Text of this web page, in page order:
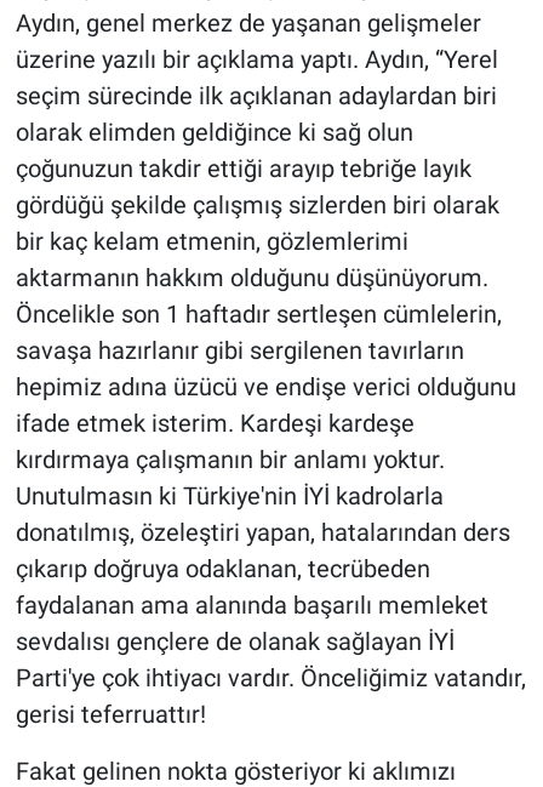
Aydın, genel merkez de yaşanan gelişmeler
üzerine yazılı bir açıklama yaptı. Aydın, “Yerel
seçim sürecinde ilk açıklanan adaylardan biri
olarak elimden geldiğince ki sağ olun
çoğunuzun takdir ettiği arayıp tebriğe layık
gördüğü şekilde çalışmış sizlerden biri olarak
bir kaç kelam etmenin, gözlemlerimi
aktarmanın hakkım olduğunu düşünüyorum.
Öncelikle son 1 haftadır sertleşen cümlelerin,
savaşa hazırlanır gibi sergilenen tavırların
hepimiz adına üzücü ve endişe verici olduğunu
ifade etmek isterim. Kardeşi kardeşe
kırdırmaya çalışmanın bir anlamı yoktur.
Unutulmasın ki Türkiye'nin İYİ kadrolarla
donatılmış, özeleştiri yapan, hatalarından ders
çıkarıp doğruya odaklanan, tecrübeden
faydalanan ama alanında başarılı memleket
sevdalısı gençlere de olanak sağlayan İYİ
Parti'ye çok ihtiyacı vardır. Önceliğimiz vatandır,
gerisi teferruattır!
Fakat gelinen nokta gösteriyor ki aklımızı
Bilim ve Teknoloji